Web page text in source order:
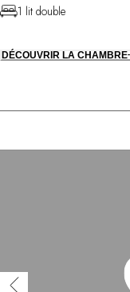
1 lit double
DÉCOUVRIR LA CHAMBRE